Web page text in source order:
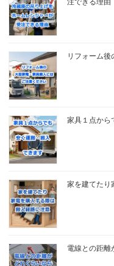
リフォーム後
家具１点から
家を建てたり
電線との距離